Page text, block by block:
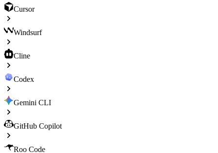
Cursor
Windsurf
Cline
Codex
Gemini CLI
GitHub Copilot
Roo Code